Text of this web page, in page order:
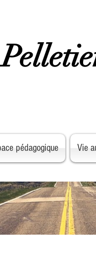
pédagogique Vie